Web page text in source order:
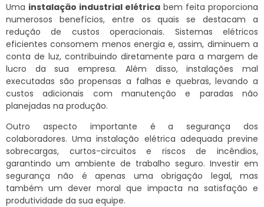
Uma instalação industrial elétrica bem feita proporciona
numerosos benefícios, entre os quais se destacam a
redução de custos operacionais. Sistemas elétricos
eficientes consomem menos energia e, assim, diminuem a
conta de luz, contribuindo diretamente para a margem de
lucro da sua empresa. Além disso, instalações mal
executadas são propensas a falhas e quebras, levando a
custos adicionais com manutenção e paradas não
planejadas na produção.
Outro aspecto importante é a segurança dos
colaboradores. Uma instalação elétrica adequada previne
sobrecargas, curtos-circuitos e riscos de incêndios,
garantindo um ambiente de trabalho seguro. Investir em
segurança não é apenas uma obrigação legal, mas
também um dever moral que impacta na satisfação e
produtividade da sua equipe.